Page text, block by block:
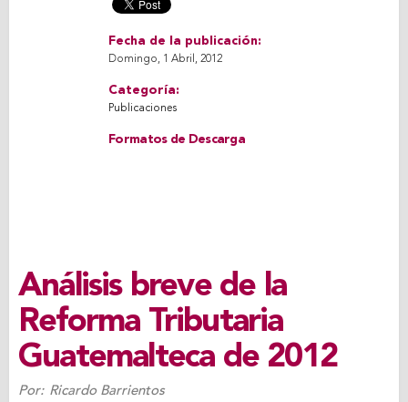
Fecha de la publicación:
Domingo, 1 Abril, 2012
Categoría:
Publicaciones
Formatos de Descarga
Análisis breve de la
Reforma Tributaria
Guatemalteca de 2012
Por: Ricardo Barrientos